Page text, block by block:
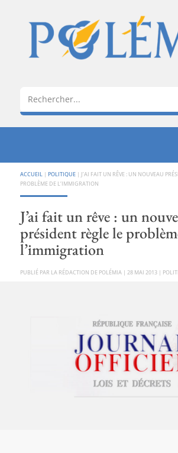
ACCUEIL | POLITIQUE| J’AI FAIT UN RÊVE : UN NOUVEAU
PROBLÈME DE L’IMMIGRATION
J’ai fait un rêve : un
président règle le
l’immigration
PAR LA RÉDACTION DE POLÉMIA | 28 MAI 2013|